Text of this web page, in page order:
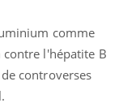
comme
l'hépatite B
controverses